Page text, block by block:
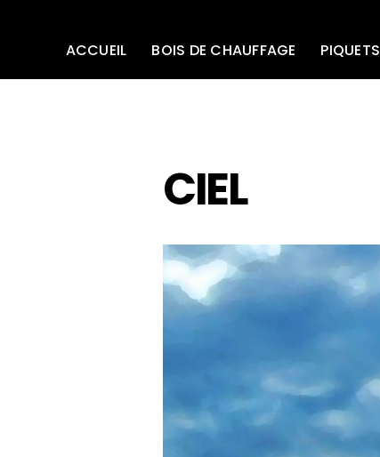
ACCUEIL BOIS DE CHAUFFAGE PIQUETS
CIEL